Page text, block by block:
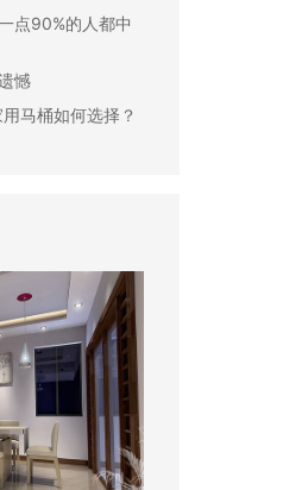
点90%的人都中
憾
马桶如何选择？